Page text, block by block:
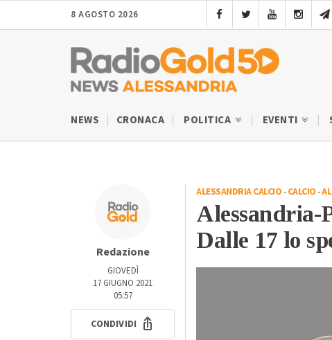
8 AGOSTO 2026
NEWS CRONACA POLITICA EVENTI
Redazione
GIOVEDÌ
17 GIUGNO 2021
05:57
CONDIVIDI
ALESSANDRIA CALCIO-CALCIO-
Alessandria-
Dalle 17 lo